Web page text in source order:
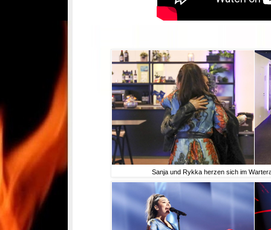
Sanja und Rykka herzen sich im